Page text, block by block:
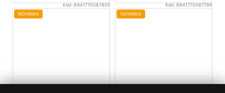
Kód:6941770087805
NOVINKA
Kód:6941770087799
NOVINKA